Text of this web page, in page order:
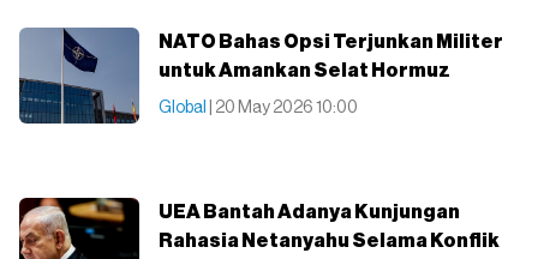
NATO Bahas Opsi Terjunkan Militer
untuk Amankan Selat Hormuz
Global | 20 May 2026 10:00
UEA Bantah Adanya Kunjungan
Rahasia Netanyahu Selama Konflik